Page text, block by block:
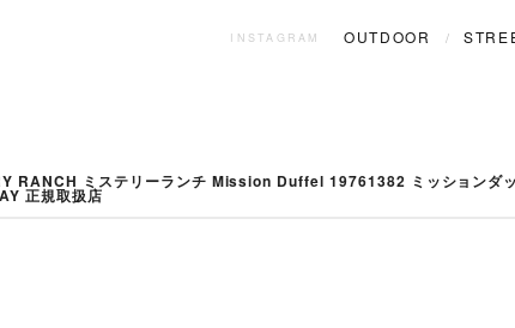
INSTAGRAM OUTDOOR /
RANCH ミステリーランチ Mission Duffel 19761382 ミッションダ
正規取扱店